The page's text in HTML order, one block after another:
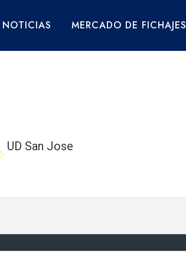
NOTICIAS MERCADO DE FICHAJES
UD San Jose